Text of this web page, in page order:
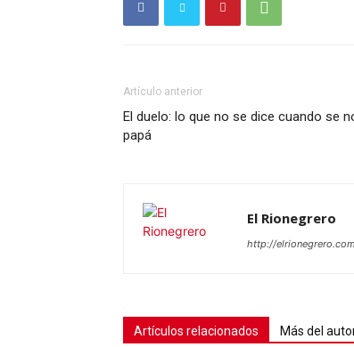
Artículo anterior
El duelo: lo que no se dice cuando se
papá
El Rionegrero
http://elrionegrero.com
Artículos relacionados Más del